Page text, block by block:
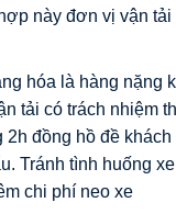
này đơn vị vận tải
hóa là hàng nặng
tải có trách nhiệm
2h đồng hồ đề
Tránh tình huống
chi phí neo xe